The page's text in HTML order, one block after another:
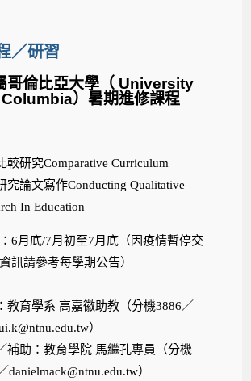
／研習
哥倫比亞大學（ University
）暑期進修課程
較研究Comparative Curriculum
究論文寫作Conducting Qualitative
In Education
6月底/7月初至7月底（因疫情暫停交
訊請參考每學期公告）
教育學系 高嘉徽助教 （分機3886／
）
補助：教育學院 馬繼孔專員（分機
danielmack@ntnu.edu.tw）